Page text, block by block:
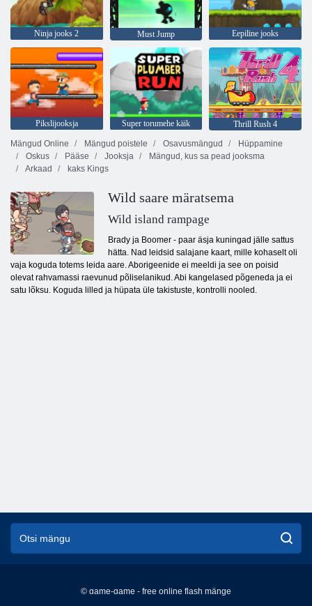
Ninja jooks 2 Must Jump Eepiline jooks
Pikslijooksja Super torumehe käik
Thrill Rush 4
Mängud Online
Mängud poistele Osavusmängud
Hüppamine
Oskus
Pääse Jooksja
Mängud, kus sa pead jooksma
Arkaad
kaks Kings
Wild saare märatsema
Wild island rampage
Brady ja Boomer - paar äsja kuningad jälle sattus
hätta. Nad leidsid salajane kaart, mille kohaselt oli
vaja koguda totems leida aare. Aborigeenide ei meeldi ja see on poisid
olevat rahvamassi raevunud põliselanikud. Abi kangelased põgeneda ja ei
satu lõksu. Koguda lilled ja hüpata üle takistuste, kontrolli nooled.
© game-game - free online flash mänge